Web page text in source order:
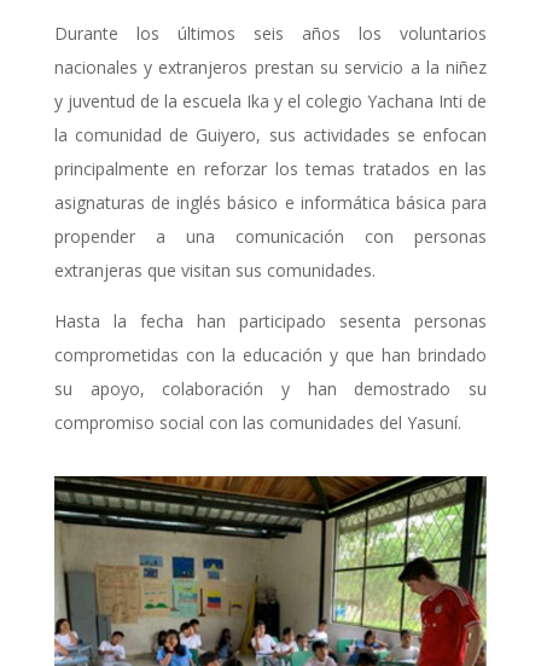
Durante los últimos seis años los voluntarios
nacionales y extranjeros prestan su servicio a la niñez
y juventud de la escuela Ika y el colegio Yachana Inti de
la comunidad de Guiyero, sus actividades se enfocan
principalmente en reforzar los temas tratados en las
asignaturas de inglés básico e informática básica para
propender a una comunicación con personas
extranjeras que visitan sus comunidades.
Hasta la fecha han participado sesenta personas
comprometidas con la educación y que han brindado
su apoyo, colaboración y han demostrado su
compromiso social con las comunidades del Yasuní.